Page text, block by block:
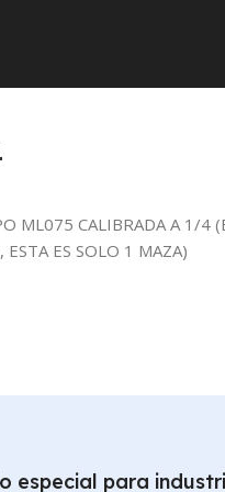
ML075 CALIBRADA A 1/4
ES SOLO 1 MAZA)
especial para